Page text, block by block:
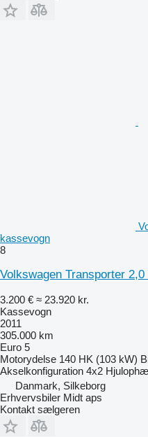
kassevogn
8
Volkswagen Transporter 2,0
3.200 € ≈ 23.920 kr.
Kassevogn
2011
305.000 km
Euro 5
Motorydelse 140 HK (103 kW)
Akselkonfiguration 4x2
Danmark, Silkeborg
Erhvervsbiler Midt aps
Kontakt sælgeren